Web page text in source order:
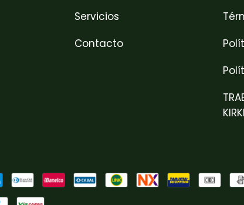
Servicios
Contacto